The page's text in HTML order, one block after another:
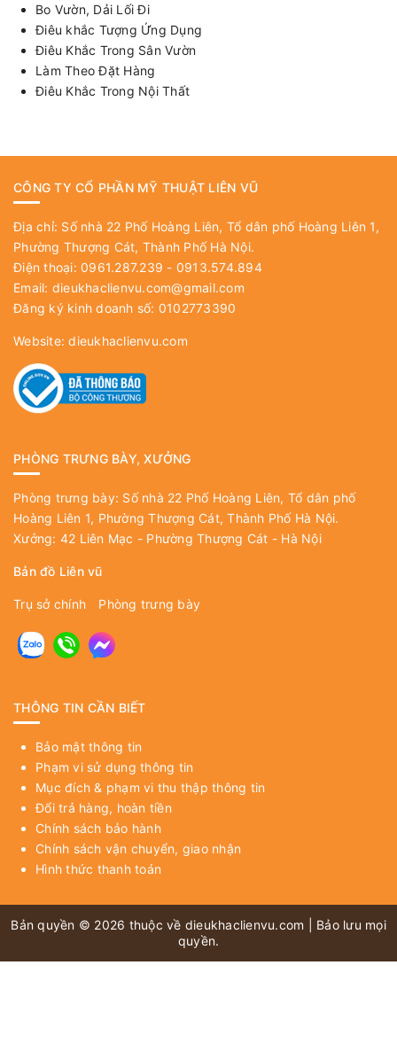
Bo Vườn, Dải Lối Đi
Điêu khắc Tượng Ứng Dụng
Điêu Khắc Trong Sân Vườn
Làm Theo Đặt Hàng
Điêu Khắc Trong Nội Thất
CÔNG TY CỔ PHẦN MỸ THUẬT LIÊN VŨ
Địa chỉ: Số nhà 22 Phố Hoàng Liên, Tổ dân phố Hoàng Liên 1,
Phường Thượng Cát, Thành Phố Hà Nội.
Điện thoại: 0961.287.239 - 0913.574.894
Email: dieukhaclienvu.com@gmail.com
Đăng ký kinh doanh số: 0102773390
Website:dieukhaclienvu.com
PHÒNG TRƯNG BÀY, XƯỞNG
Phòng trưng bày: Số nhà 22 Phố Hoàng Liên, Tổ dân phố
Hoàng Liên 1, Phường Thượng Cát, Thành Phố Hà Nội.
Xưởng: 42 Liên Mạc - Phường Thượng Cát - Hà Nội
Bản đồ Liên vũ
Trụ sở chính Phòng trưng bày
THÔNG TIN CẦN BIẾT
Bảo mật thông tin
Phạm vi sử dụng thông tin
Mục đích & phạm vi thu thập thông tin
Đổi trả hàng, hoàn tiền
Chính sách bảo hành
Chính sách vận chuyển, giao nhận
Hình thức thanh toán
Bản quyền © 2026 thuộc về dieukhaclienvu.com | Bảo lưu mọi
quyền.